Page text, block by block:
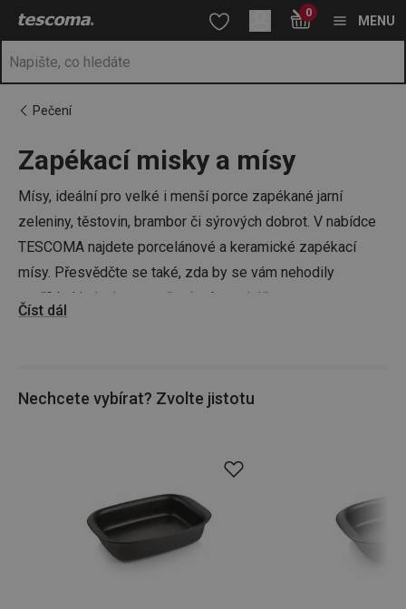
Nacházíte se na stránce Zapékací misky a mísy 🥣
Přejít na hlavní obsah
Přejít na vyhledávání
Přejít na navigaci 0
MENU
Pečení
Zapékací misky a mísy
Mísy, ideální pro velké i menší porce zapékané jarní
zeleniny, těstovin, brambor či sýrových dobrot. V nabídce
TESCOMA najdete porcelánové a keramické zapékací
mísy. Přesvědčte se také, zda by se vám nehodily
například i
plechy na pečenínebo pekáče
Číst dál
Nechcete vybírat? Zvolte jistotu